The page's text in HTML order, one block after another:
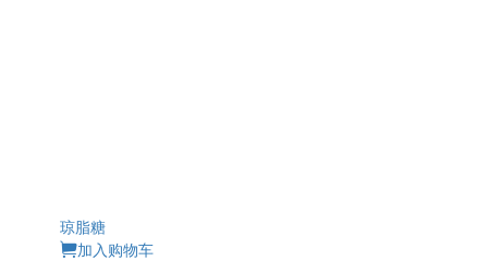
琼脂糖
加入购物车